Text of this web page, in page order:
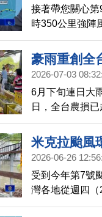
接著帶您關心
時350公里強陣
飛，不少旅客
正朝西北西方
豪雨重創全
2026-07-03
6月下旬連日大
日，全台農損
菜價也跟著一
「沒菜可賣」
米克拉颱風
2026-06-26
受到今年第7號
灣各地從週四
多處低窪地區